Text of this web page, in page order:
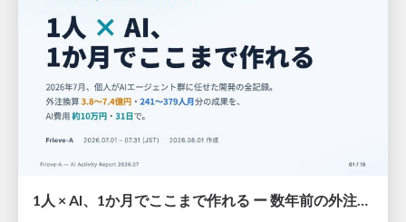
1人 × AI、1か月でここまで作れる ー 数年前の外注換算3.8〜7.4億円・241〜379人月分の作業を、AI費用 約10万円・31日で